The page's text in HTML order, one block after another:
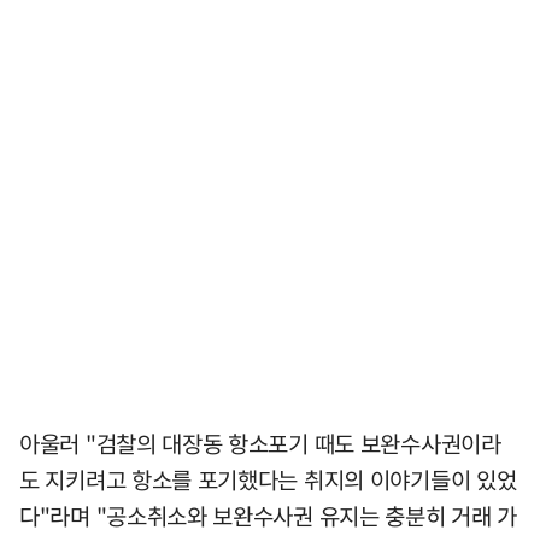
아울러 "검찰의 대장동 항소포기 때도 보완수사권이라
도 지키려고 항소를 포기했다는 취지의 이야기들이 있었
다"라며 "공소취소와 보완수사권 유지는 충분히 거래 가